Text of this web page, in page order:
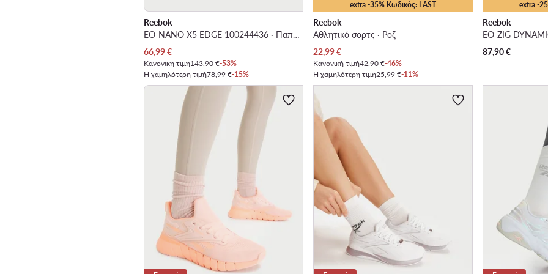
Reebok
EO-NANO X5 EDGE 100244436 · Παπούτσια για Γυμναστήριο
Τρέχουσα τιμή
66,99€
Κανονική τιμή143,90 €-53%
Η χαμηλότερη τιμή78,99 €-15%
extra -35% Κωδικός: LAST
Reebok
Αθλητικό σορτς · Ροζ
Τρέχουσα τιμή
22,99€
Κανονική τιμή42,90 €-46%
Η χαμηλότερη τιμή25,99 €-11%
extra -
Reebok
87,90€